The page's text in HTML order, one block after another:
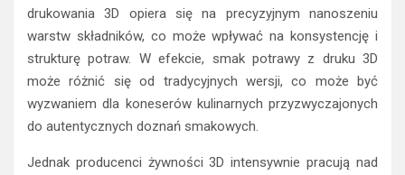
drukowania 3D opiera się na precyzyjnym nanoszeniu
warstw składników, co może wpływać na konsystencję i
strukturę potraw. W efekcie, smak potrawy z druku 3D
może różnić się od tradycyjnych wersji, co może być
wyzwaniem dla koneserów kulinarnych przyzwyczajonych
do autentycznych doznań smakowych.
Jednak producenci żywności 3D intensywnie pracują nad